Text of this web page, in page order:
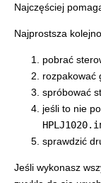
Najczęściej
Najprostsza
pobrać
rozpakować
spróbować
jeśli to nie
sprawdzić
Jeśli wykonasz